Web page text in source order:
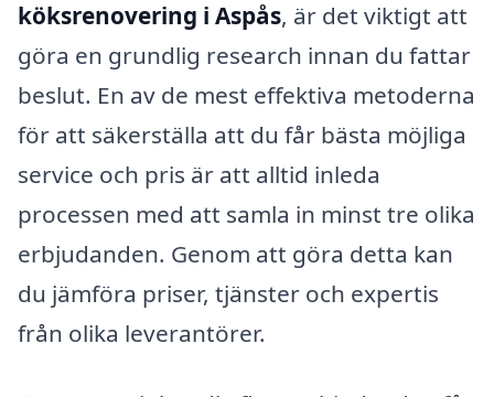
köksrenovering i Aspås, är det viktigt att
göra en grundlig research innan du fattar
beslut. En av de mest effektiva metoderna
för att säkerställa att du får bästa möjliga
service och pris är att alltid inleda
processen med att samla in minst tre olika
erbjudanden. Genom att göra detta kan
du jämföra priser, tjänster och expertis
från olika leverantörer.